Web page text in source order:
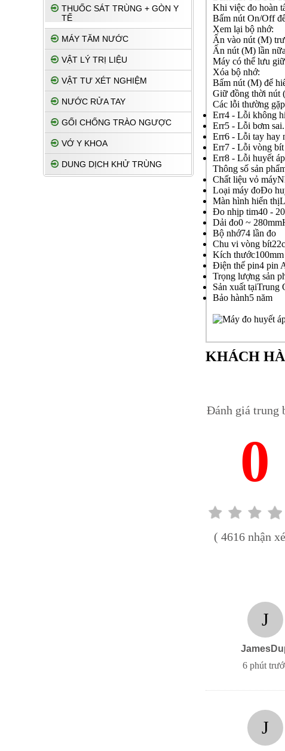
THUỐC SÁT TRÙNG + GÒN Y
TẾ
MÁY TĂM NƯỚC
VẬT LÝ TRỊ LIỆU
VẬT TƯ XÉT NGHIỆM
NƯỚC RỬA TAY
GỐI CHỐNG TRÀO NGƯỢC
VỚ Y KHOA
DUNG DỊCH KHỬ TRÙNG
Khi việc đo hoàn
Bấm nút On/Off
Xem lại bộ nhớ:
Ấn vào nút (M)
Ấn nút (M) lần
Máy có thể lưu
Xóa bộ nhớ:
Bấm nút (M) để
Giữ đồng thời nút
Các lỗi thường
Err4 - Lỗi không
Err5 - Lỗi bơm
Err6 - Lỗi tay hay
Err7 - Lỗi vòng bít
Err8 - Lỗi huyết
Thông số sản
Chất liệu vỏ
Loại máy đoĐo
Màn hình hiển
Đo nhịp tim40 -
Dải đo0 ~
Bộ nhớ74 lần đo
Chu vi vòng
Kích
Điện thế pin4 pin
Trọng lượng sản
Sản xuất tạiTrung
Bảo hành5 năm
KHÁCH
Đánh giá trung
0
( 4616 nhận
J
6 phút
J